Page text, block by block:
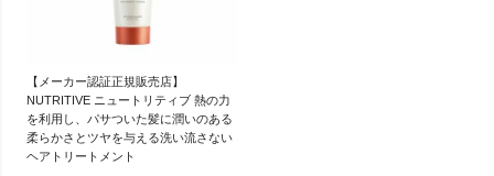
【メーカー認証正規販売店】
NUTRITIVE ニュートリティブ 熱の力
を利用し、パサついた髪に潤いのある
柔らかさとツヤを与える洗い流さない
ヘアトリートメント